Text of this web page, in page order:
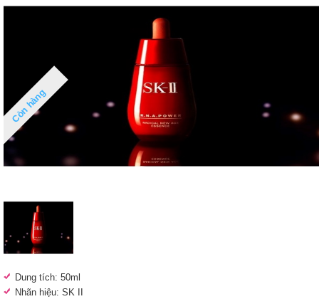
Còn hàng
Dung tích: 50ml
Nhãn hiệu: SK II